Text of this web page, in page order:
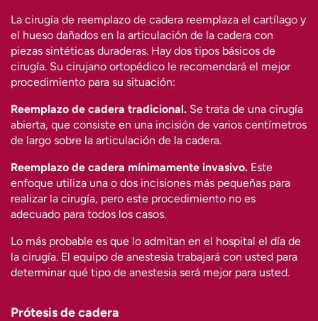
La cirugía de reemplazo de cadera reemplaza el cartílago y
el hueso dañados en la articulación de la cadera con
piezas sintéticas duraderas. Hay dos tipos básicos de
cirugía. Su cirujano ortopédico le recomendará el mejor
procedimiento para su situación:
Reemplazo de cadera tradicional. Se trata de una cirugía
abierta, que consiste en una incisión de varios centímetros
de largo sobre la articulación de la cadera.
Reemplazo de cadera mínimamente invasivo. Este
enfoque utiliza una o dos incisiones más pequeñas para
realizar la cirugía, pero este procedimiento no es
adecuado para todos los casos.
Lo más probable es que lo admitan en el hospital el día de
la cirugía. El equipo de anestesia trabajará con usted para
determinar qué tipo de anestesia será mejor para usted.
Prótesis de cadera